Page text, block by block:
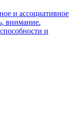
и ассоциативное
внимание.
и